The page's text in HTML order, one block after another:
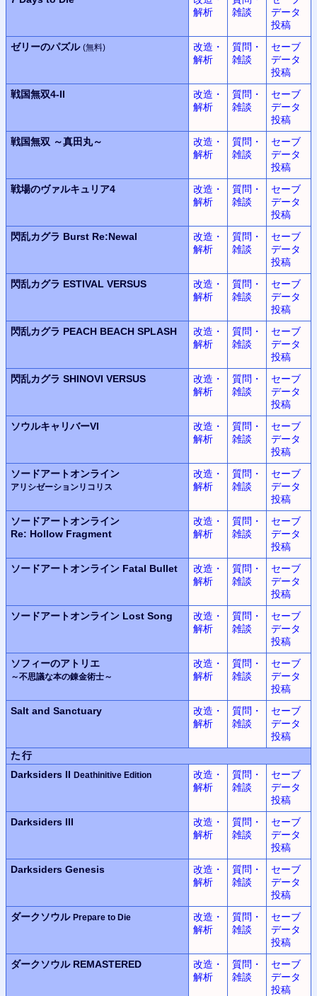
解析
雑談
データ
投稿
ゼリーのパズル (無料)
改造・
解析
質問・
雑談
セーブ
データ
投稿
戦国無双4-II
改造・
解析
質問・
雑談
セーブ
データ
投稿
戦国無双 ～真田丸～
改造・
解析
質問・
雑談
セーブ
データ
投稿
戦場のヴァルキュリア4
改造・
解析
質問・
雑談
セーブ
データ
投稿
閃乱カグラ Burst Re:Newal
改造・
解析
質問・
雑談
セーブ
データ
投稿
閃乱カグラ ESTIVAL VERSUS
改造・
解析
質問・
雑談
セーブ
データ
投稿
閃乱カグラ PEACH BEACH SPLASH
改造・
解析
質問・
雑談
セーブ
データ
投稿
閃乱カグラ SHINOVI VERSUS
改造・
解析
質問・
雑談
セーブ
データ
投稿
ソウルキャリバーVI
改造・
解析
質問・
雑談
セーブ
データ
投稿
ソードアートオンライン
アリシゼーションリコリス
改造・
解析
質問・
雑談
セーブ
データ
投稿
ソードアートオンライン
Re: Hollow Fragment
改造・
解析
質問・
雑談
セーブ
データ
投稿
ソードアートオンライン Fatal Bullet
改造・
解析
質問・
雑談
セーブ
データ
投稿
ソードアートオンライン Lost Song
改造・
解析
質問・
雑談
セーブ
データ
投稿
ソフィーのアトリエ
～不思議な本の錬金術士～
改造・
解析
質問・
雑談
セーブ
データ
投稿
Salt and Sanctuary
改造・
解析
質問・
雑談
セーブ
データ
投稿
た行
Darksiders II Deathinitive Edition
改造・
解析
質問・
雑談
セーブ
データ
投稿
Darksiders III
改造・
解析
質問・
雑談
セーブ
データ
投稿
Darksiders Genesis
改造・
解析
質問・
雑談
セーブ
データ
投稿
ダークソウル Prepare to Die
改造・
解析
質問・
雑談
セーブ
データ
投稿
ダークソウル REMASTERED
改造・
解析
質問・
雑談
セーブ
データ
投稿